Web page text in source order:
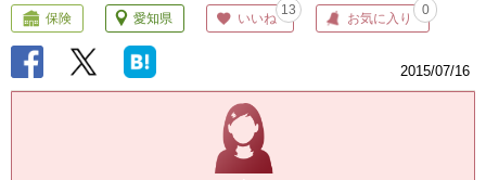
保険 愛知県 いいね
13
お気に入り
0
2015/07/16